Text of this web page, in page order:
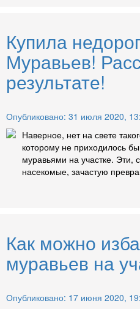
Купила
Муравьев!
результате!
Опубликовано: 31 июля 2020,
Наверное, нет на свете
которому не приходилось
муравьями на участке. Эти,
насекомые, зачастую
Как можно
муравьев на
Опубликовано: 17 июня 2020,